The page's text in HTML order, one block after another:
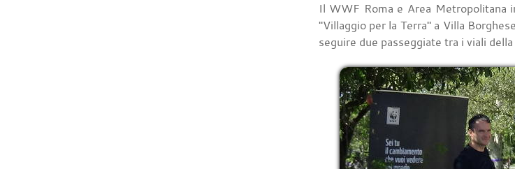
Il WWF Roma e Area Metropolitana
"Villaggio per la Terra" a Villa
seguire due passeggiate tra i viali